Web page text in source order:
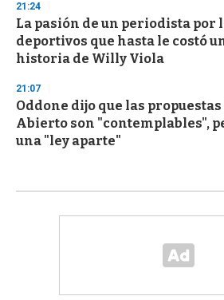
21:24
La pasión de un periodista por
deportivos que hasta le costó
historia de Willy Viola
21:07
Oddone dijo que las
Abierto son "contemplables",
una "ley aparte"